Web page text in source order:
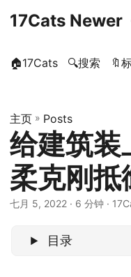
17Cats Newer
🏠17Cats 🔍搜索 🔖
主页 » Posts
给建筑装
柔克刚抵
七月 5, 2022 · 6 分钟 ·
目录